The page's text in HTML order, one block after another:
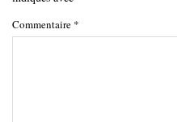
Commentaire *